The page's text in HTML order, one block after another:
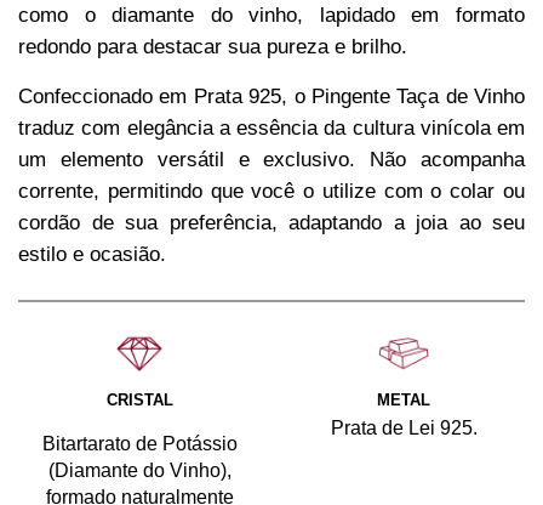
como o diamante do vinho, lapidado em formato
redondo para destacar sua pureza e brilho.
Confeccionado em Prata 925, o Pingente Taça de Vinho
traduz com elegância a essência da cultura vinícola em
um elemento versátil e exclusivo. Não acompanha
corrente, permitindo que você o utilize com o colar ou
cordão de sua preferência, adaptando a joia ao seu
estilo e ocasião.
CRISTAL
Bitartarato de Potássio
(Diamante do Vinho),
formado naturalmente
METAL
Prata de Lei 925.